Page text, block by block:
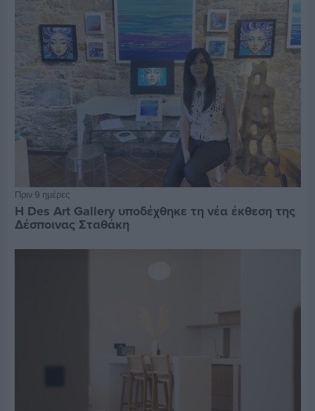
Πριν 9 ημέρες
Η Des Art Gallery υποδέχθηκε τη νέα έκθεση της
Δέσποινας Σταθάκη